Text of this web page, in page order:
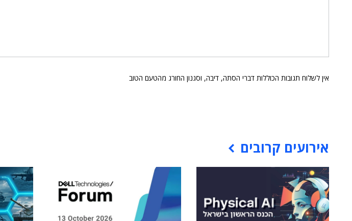
אין לשלוח תגובות הכוללות דברי הסתה, דיבה, וסגנון החורג מהטעם הטוב
אירועים קרובים